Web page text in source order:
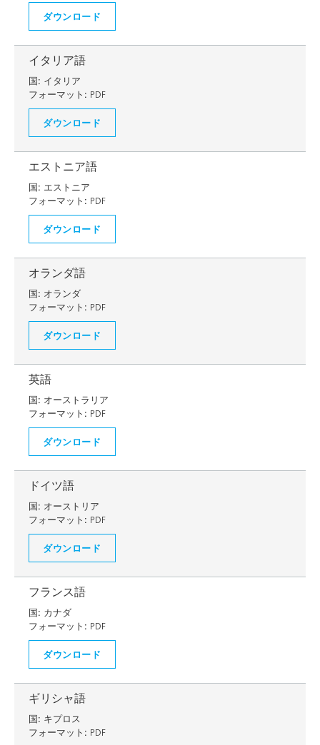
ダウンロード
イタリア語
国: イタリア
フォーマット: PDF
ダウンロード
エストニア語
国: エストニア
フォーマット: PDF
ダウンロード
オランダ語
国: オランダ
フォーマット: PDF
ダウンロード
英語
国: オーストラリア
フォーマット: PDF
ダウンロード
ドイツ語
国: オーストリア
フォーマット: PDF
ダウンロード
フランス語
国: カナダ
フォーマット: PDF
ダウンロード
ギリシャ語
国: キプロス
フォーマット: PDF